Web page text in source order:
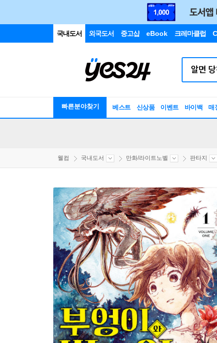
국내도서 외국도서 중고샵 eBook 크레마클럽
빠른분야찾기 베스트 신상품 이벤트 바이백 매
웰컴 국내도서 만화/라이트노벨 판타지